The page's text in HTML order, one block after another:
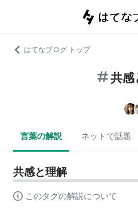
はてなブログ トップ
共感
言葉の解説 ネットで話題
共感と理解
このタグの解説について